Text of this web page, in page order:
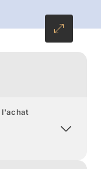
ce Noël
l'achat